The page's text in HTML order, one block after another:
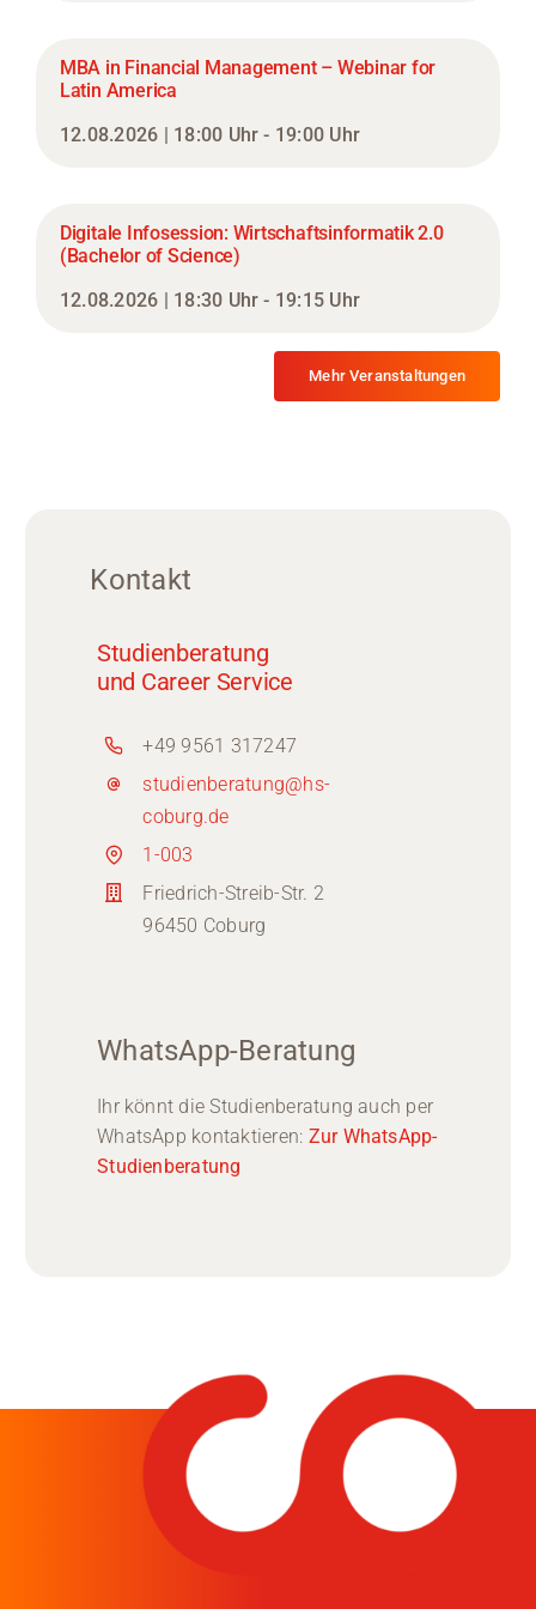
MBA in Financial Management – Webinar for
Latin America
12.08.2026 | 18:00 Uhr - 19:00 Uhr
Digitale Infosession: Wirtschaftsinformatik 2.0
(Bachelor of Science)
12.08.2026 | 18:30 Uhr - 19:15 Uhr
Mehr Veranstaltungen
Kontakt
Studienberatung
und Career Service
+49 9561 317247
studienberatung@hs-
coburg.de
1-003
Friedrich-Streib-Str. 2
96450 Coburg
WhatsApp-Beratung
Ihr könnt die Studienberatung auch per
WhatsApp kontaktieren: Zur WhatsApp-
Studienberatung